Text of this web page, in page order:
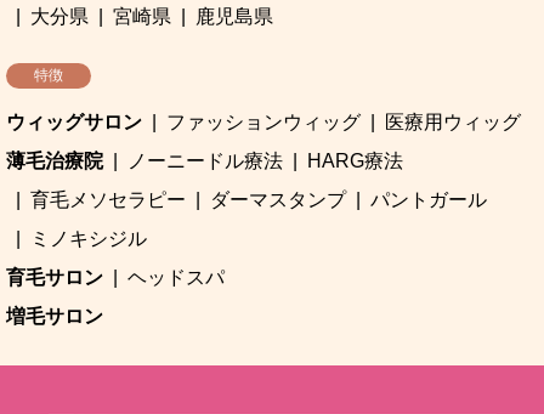
大分県
宮崎県 鹿児島県
特徴
ウィッグサロン ファッションウィッグ
医療用ウィッグ
薄毛治療院
ノーニードル療法
HARG療法
育毛メソセラピー
ダーマスタンプ
パントガール
ミノキシジル
育毛サロン
ヘッドスパ
増毛サロン